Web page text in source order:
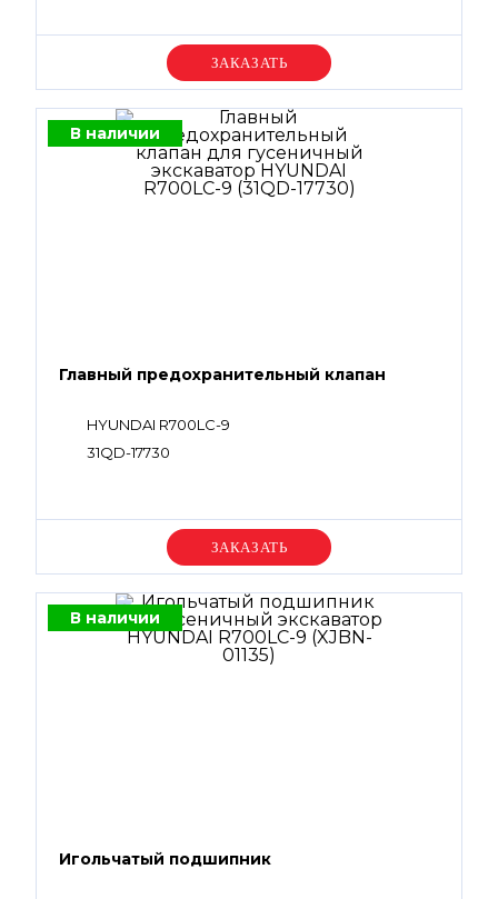
Уточняйте цену
В наличии
Главный предохранительный клапан
HYUNDAI R700LC-9
31QD-17730
Уточняйте цену
В наличии
Игольчатый подшипник